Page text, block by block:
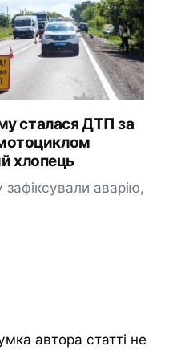
сталася ДТП за
мотоциклом
хлопець
аварію,
автора статті не